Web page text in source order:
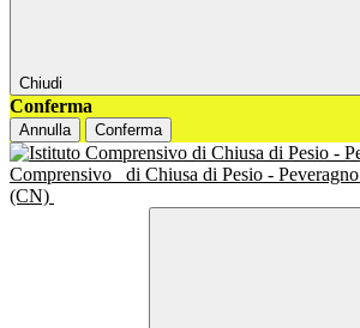
Chiudi
Conferma
Annulla Conferma
Comprensivo
di Chiusa di Pesio - Peveragno
(CN)